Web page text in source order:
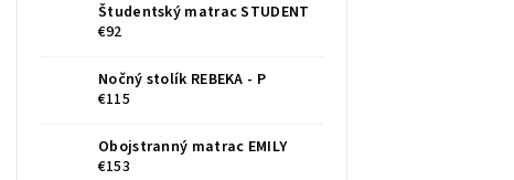
Študentský matrac STUDENT
€92
Nočný stolík REBEKA - P
€115
Obojstranný matrac EMILY
€153